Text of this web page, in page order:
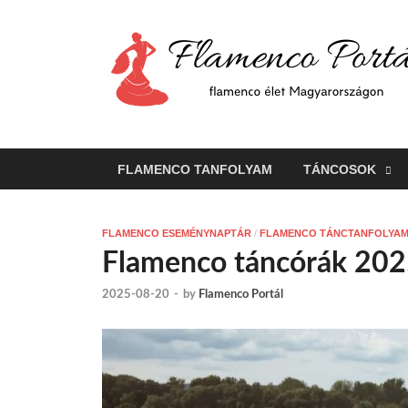
FLAMENCO TANFOLYAM TÁNCOSOK
FLAMENCO ESEMÉNYNAPTÁR / FLAMENCO TÁNCTANFOLYAM
Flamenco táncórák
2025-08-20 - by Flamenco Portál